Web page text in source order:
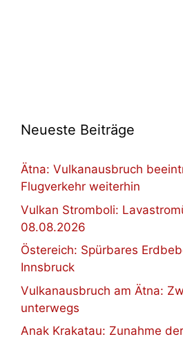
Neueste Beiträge
Ätna: Vulkanausbruch
Flugverkehr weiterhin
Vulkan Stromboli:
08.08.2026
Östereich: Spürbares
Innsbruck
Vulkanausbruch am Ätna:
unterwegs
Anak Krakatau: Zunahme